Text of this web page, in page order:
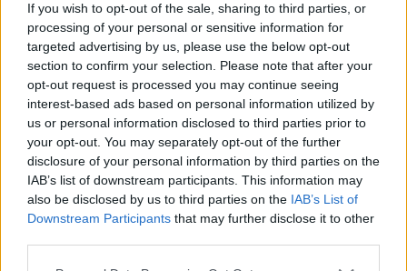
If you wish to opt-out of the sale, sharing to third parties, or
processing of your personal or sensitive information for
targeted advertising by us, please use the below opt-out
section to confirm your selection. Please note that after your
opt-out request is processed you may continue seeing
interest-based ads based on personal information utilized by
us or personal information disclosed to third parties prior to
your opt-out. You may separately opt-out of the further
disclosure of your personal information by third parties on the
IAB’s list of downstream participants. This information may
also be disclosed by us to third parties on the IAB’s List of
Downstream Participants that may further disclose it to other
KM Építő Kft. Főmterv Mérnöki Tervező Zrt.
Látványos építési szakasz indult be a Flórián téri
felüljárón
A tartós nyári hőség jelentős kihívás elé állítja a KM Építőt,